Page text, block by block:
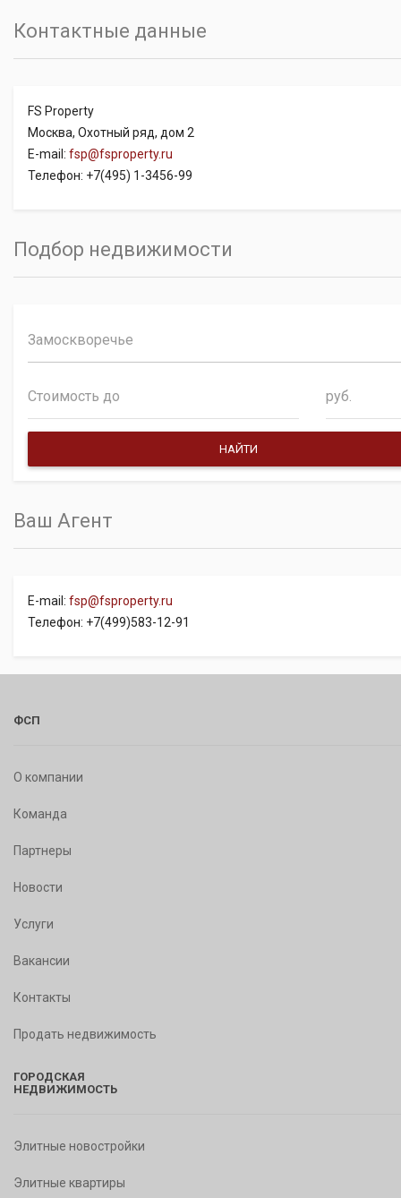
Контактные данные
FS Property
Москва, Охотный ряд, дом 2
E-mail: fsp@fsproperty.ru
Телефон: +7(495) 1-3456-99
Подбор недвижимости
Замоскворечье
руб.
Ваш Агент
E-mail: fsp@fsproperty.ru
Телефон: +7(499)583-12-91
ФСП
О компании
Команда
Партнеры
Новости
Услуги
Вакансии
Контакты
Продать недвижимость
ГОРОДСКАЯ
НЕДВИЖИМОСТЬ
Элитные новостройки
Элитные квартиры